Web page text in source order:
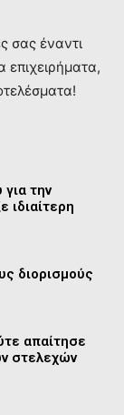
σας έναντι
την
ιδιαίτερη
διορισμούς
απαίτησε
στελεχών